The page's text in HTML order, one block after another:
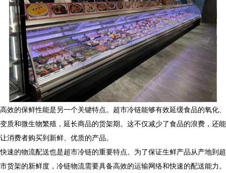
高效的保鲜性能是另一个关键特点。超市冷链能够有效延缓食品的氧化、
变质和微生物繁殖，延长商品的货架期。这不仅减少了食品的浪费，还能
让消费者购买到新鲜、优质的产品。
快速的物流配送也是超市冷链的重要特点。为了保证生鲜产品从产地到超
市货架的新鲜度，冷链物流需要具备高效的运输网络和快速的配送能力。